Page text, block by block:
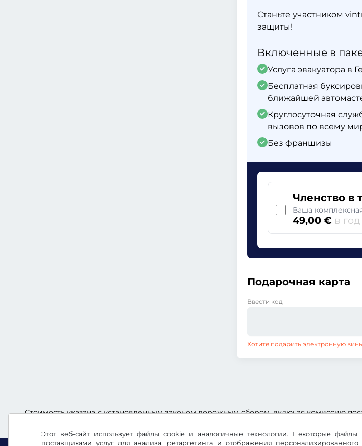
Этот веб-сайт использует файлы cookie и аналогичные технологии. Некоторые
поставщиками услуг для анализа, ретаргетинга и отображения
Станьте участником
защиты!
Включенные в
Услуга эвакуатора в
Бесплатная
ближайшей
Круглосуточная
вызовов по всему
Без франшизы
Членство в
Ваша
49,00 € в год
Подарочная карта
Ввести код
Хотите подарить электронную
Стоимость указана с установленным законом дорожным сбором, включая комиссию